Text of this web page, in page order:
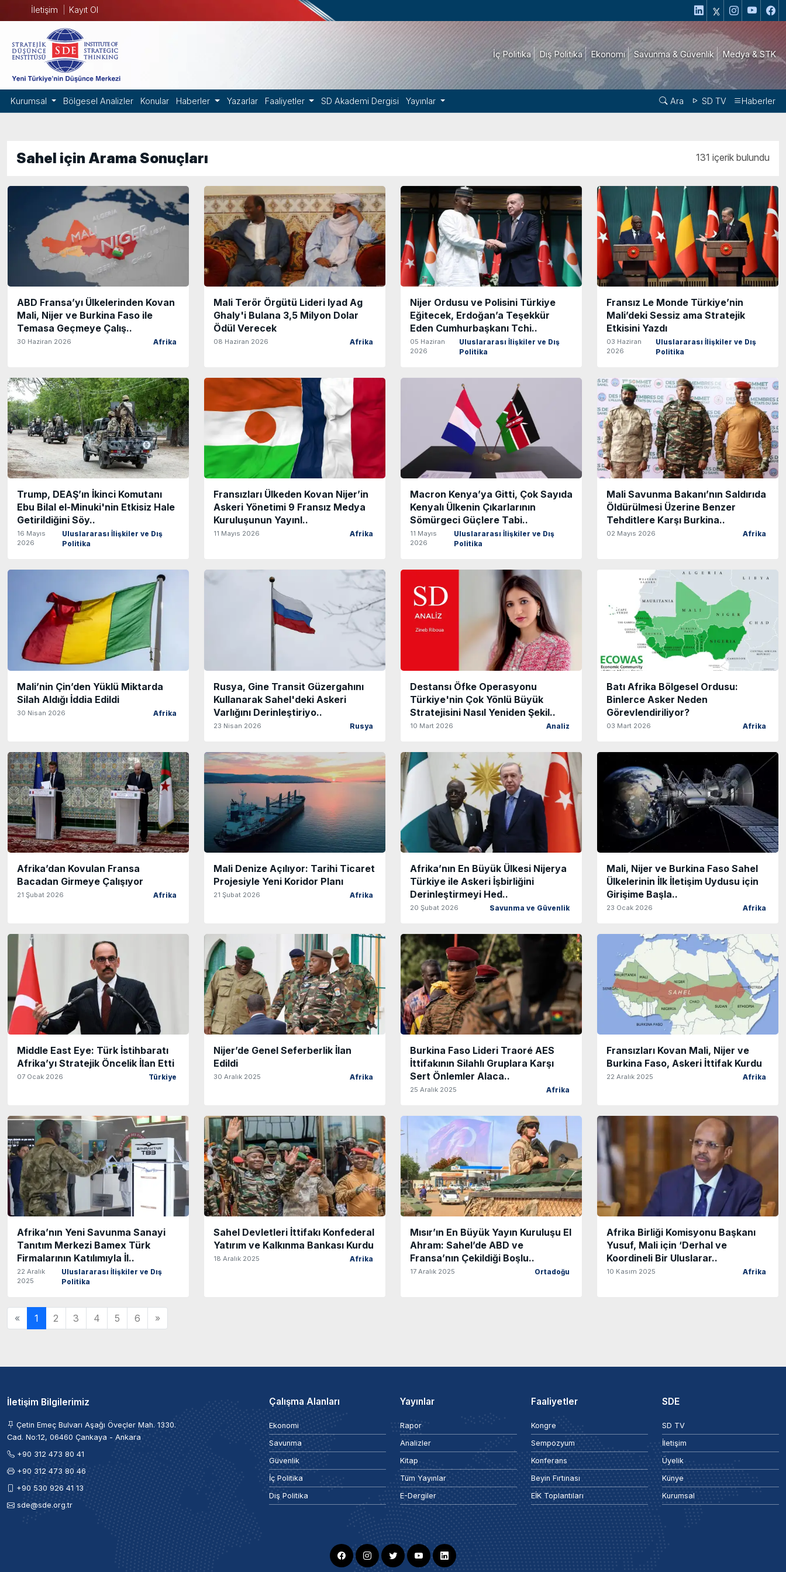
İletişim Kayıt Ol
İç Politika Dış Politika Ekonomi Savunma & Güvenlik Medya & STK
Kurumsal Bölgesel Analizler Konular Haberler Yazarlar Faaliyetler SD Akademi Dergisi Yayınlar Ara SD TV Haberler
Sahel için Arama Sonuçları 131 içerik bulundu
ABD Fransa’yı Ülkelerinden Kovan
Mali, Nijer ve Burkina Faso ile
Temasa Geçmeye Çalış..
30 Haziran 2026 Afrika
Mali Terör Örgütü Lideri Iyad Ag
Ghaly'i Bulana 3,5 Milyon Dolar
Ödül Verecek
08 Haziran 2026 Afrika
Nijer Ordusu ve Polisini Türkiye
Eğitecek, Erdoğan’a Teşekkür
Eden Cumhurbaşkanı Tchi..
05 Haziran
2026
Uluslararası İlişkiler ve Dış
Politika
Fransız Le Monde Türkiye’nin
Mali’deki Sessiz ama Stratejik
Etkisini Yazdı
03 Haziran
2026
Uluslararası İlişkiler ve Dış
Politika
Trump, DEAŞ’ın İkinci Komutanı
Ebu Bilal el-Minuki'nin Etkisiz Hale
Getirildiğini Söy..
16 Mayıs
2026
Uluslararası İlişkiler ve Dış
Politika
Fransızları Ülkeden Kovan Nijer’in
Askeri Yönetimi 9 Fransız Medya
Kuruluşunun Yayınl..
11 Mayıs 2026 Afrika
Macron Kenya’ya Gitti, Çok Sayıda
Kenyalı Ülkenin Çıkarlarının
Sömürgeci Güçlere Tabi..
11 Mayıs
2026
Uluslararası İlişkiler ve Dış
Politika
Mali Savunma Bakanı’nın Saldırıda
Öldürülmesi Üzerine Benzer
Tehditlere Karşı Burkina..
02 Mayıs 2026 Afrika
Mali’nin Çin’den Yüklü Miktarda
Silah Aldığı İddia Edildi
30 Nisan 2026 Afrika
Rusya, Gine Transit Güzergahını
Kullanarak Sahel'deki Askeri
Varlığını Derinleştiriyo..
23 Nisan 2026 Rusya
Destansı Öfke Operasyonu
Türkiye'nin Çok Yönlü Büyük
Stratejisini Nasıl Yeniden Şekil..
10 Mart 2026 Analiz
Batı Afrika Bölgesel Ordusu:
Binlerce Asker Neden
Görevlendiriliyor?
03 Mart 2026 Afrika
Afrika’dan Kovulan Fransa
Bacadan Girmeye Çalışıyor
21 Şubat 2026 Afrika
Mali Denize Açılıyor: Tarihi Ticaret
Projesiyle Yeni Koridor Planı
21 Şubat 2026 Afrika
Afrika’nın En Büyük Ülkesi Nijerya
Türkiye ile Askeri İşbirliğini
Derinleştirmeyi Hed..
20 Şubat 2026 Savunma ve Güvenlik
Mali, Nijer ve Burkina Faso Sahel
Ülkelerinin İlk İletişim Uydusu için
Girişime Başla..
23 Ocak 2026 Afrika
Middle East Eye: Türk İstihbaratı
Afrika’yı Stratejik Öncelik İlan Etti
07 Ocak 2026 Türkiye
Nijer’de Genel Seferberlik İlan
Edildi
30 Aralık 2025 Afrika
Burkina Faso Lideri Traoré AES
İttifakının Silahlı Gruplara Karşı
Sert Önlemler Alaca..
25 Aralık 2025 Afrika
Fransızları Kovan Mali, Nijer ve
Burkina Faso, Askeri İttifak Kurdu
22 Aralık 2025 Afrika
Afrika’nın Yeni Savunma Sanayi
Tanıtım Merkezi Bamex Türk
Firmalarının Katılımıyla İl..
22 Aralık
2025
Uluslararası İlişkiler ve Dış
Politika
Sahel Devletleri İttifakı Konfederal
Yatırım ve Kalkınma Bankası Kurdu
18 Aralık 2025 Afrika
Mısır’ın En Büyük Yayın Kuruluşu El
Ahram: Sahel’de ABD ve
Fransa’nın Çekildiği Boşlu..
17 Aralık 2025 Ortadoğu
Afrika Birliği Komisyonu Başkanı
Yusuf, Mali için ‘Derhal ve
Koordineli Bir Uluslarar..
10 Kasım 2025 Afrika
« 1 2 3 4 5 6 »
İletişim Bilgilerimiz
Çetin Emeç Bulvarı Aşağı Öveçler Mah. 1330.
Cad. No:12, 06460 Çankaya - Ankara
+90 312 473 80 41
+90 312 473 80 46
+90 530 926 41 13
sde@sde.org.tr
Çalışma Alanları
Ekonomi
Savunma
Güvenlik
İç Politika
Dış Politika
Yayınlar
Rapor
Analizler
Kitap
Tüm Yayınlar
E-Dergiler
Faaliyetler
Kongre
Sempozyum
Konferans
Beyin Fırtınası
EİK Toplantıları
SDE
SD TV
İletişim
Üyelik
Künye
Kurumsal